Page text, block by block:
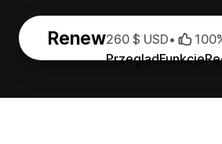
Renew
PrzeglądFunkcje
260 $ USD•